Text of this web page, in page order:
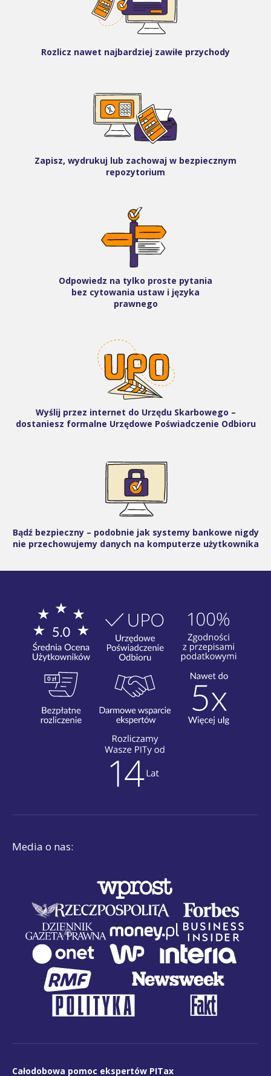
Rozlicz nawet najbardziej zawiłe przychody
Zapisz, wydrukuj lub zachowaj w bezpiecznym
repozytorium
Odpowiedz na tylko proste pytania
bez cytowania ustaw i języka
prawnego
Wyślij przez internet do Urzędu Skarbowego –
dostaniesz formalne Urzędowe Poświadczenie Odbioru
Bądź bezpieczny – podobnie jak systemy bankowe nigdy
nie przechowujemy danych na komputerze użytkownika
Media o nas:
Całodobowa pomoc ekspertów PITax